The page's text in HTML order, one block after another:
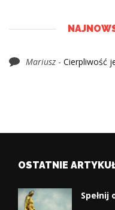
Mariusz - Cierpliwość
OSTATNIE
Spełnij